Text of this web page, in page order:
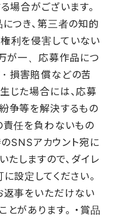
場合がございます。
つき、第三者の知的
利を侵害していない
が一、応募作品につ
損害賠償などの苦
じた場合には、応募
争等を解決するもの
責任を負わないもの
SNSアカウント宛に
たしますので、ダイレ
設定してください。
事をいただけない
があります。 ・賞品